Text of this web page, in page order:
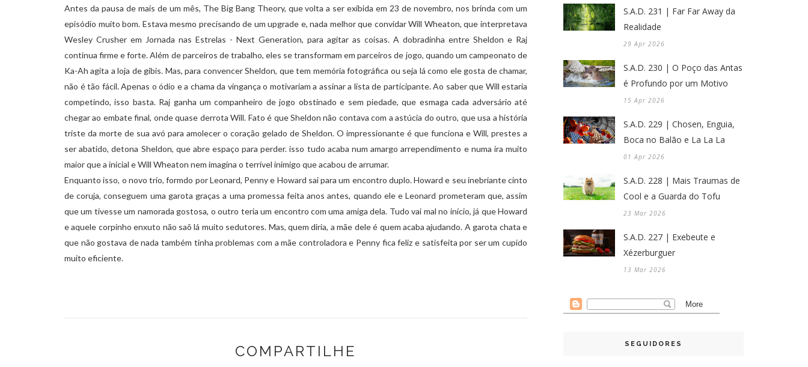
Antes da pausa de mais de um mês, The Big Bang Theory, que volta a ser exibida em 23 de novembro, nos brinda com um
episódio muito bom. Estava mesmo precisando de um upgrade e, nada melhor que convidar Will Wheaton, que interpretava
Wesley Crusher em Jornada nas Estrelas - Next Generation, para agitar as coisas. A dobradinha entre Sheldon e Raj
continua firme e forte. Além de parceiros de trabalho, eles se transformam em parceiros de jogo, quando um campeonato de
Ka-Ah agita a loja de gibis. Mas, para convencer Sheldon, que tem memória fotográfica ou seja lá como ele gosta de chamar,
não é tão fácil. Apenas o ódio e a chama da vingança o motivariam a assinar a lista de participante. Ao saber que Will estaria
competindo, isso basta. Raj ganha um companheiro de jogo obstinado e sem piedade, que esmaga cada adversário até
chegar ao embate final, onde quase derrota Will. Fato é que Sheldon não contava com a astúcia do outro, que usa a história
triste da morte de sua avó para amolecer o coração gelado de Sheldon. O impressionante é que funciona e Will, prestes a
ser abatido, detona Sheldon, que abre espaço para perder. isso tudo acaba num amargo arrependimento e numa ira muito
maior que a inicial e Will Wheaton nem imagina o terrível inimigo que acabou de arrumar.
Enquanto isso, o novo trio, formdo por Leonard, Penny e Howard sai para um encontro duplo. Howard e seu inebriante cinto
de coruja, conseguem uma garota graças a uma promessa feita anos antes, quando ele e Leonard prometeram que, assim
que um tivesse um namorada gostosa, o outro teria um encontro com uma amiga dela. Tudo vai mal no início, já que Howard
e aquele corpinho enxuto não saõ lá muito sedutores. Mas, quem diria, a mãe dele é quem acaba ajudando. A garota chata e
que não gostava de nada também tinha problemas com a mãe controladora e Penny fica feliz e satisfeita por ser um cupido
muito eficiente.
COMPARTILHE
S.A.D. 231 | Far Far Away da
Realidade
29 Apr 2026
S.A.D. 230 | O Poço das Antas
é Profundo por um Motivo
15 Apr 2026
S.A.D. 229 | Chosen, Enguia,
Boca no Balão e La La La
01 Apr 2026
S.A.D. 228 | Mais Traumas de
Cool e a Guarda do Tofu
23 Mar 2026
S.A.D. 227 | Exebeute e
Xézerburguer
13 Mar 2026
SEGUIDORES